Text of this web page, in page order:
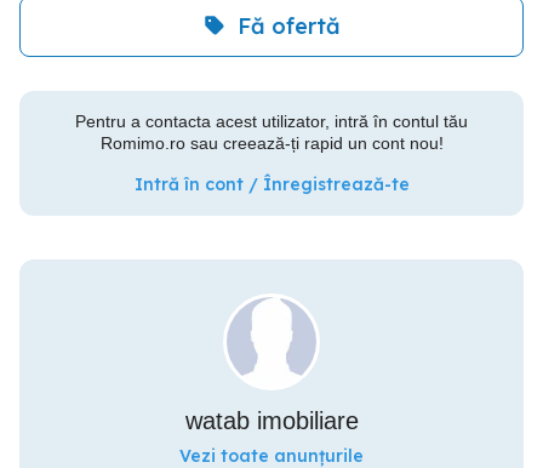
Fă ofertă
Pentru a contacta acest utilizator, intră în contul tău
Romimo.ro sau creează-ți rapid un cont nou!
Intră în cont / Înregistrează-te
watab imobiliare
Vezi toate anunțurile